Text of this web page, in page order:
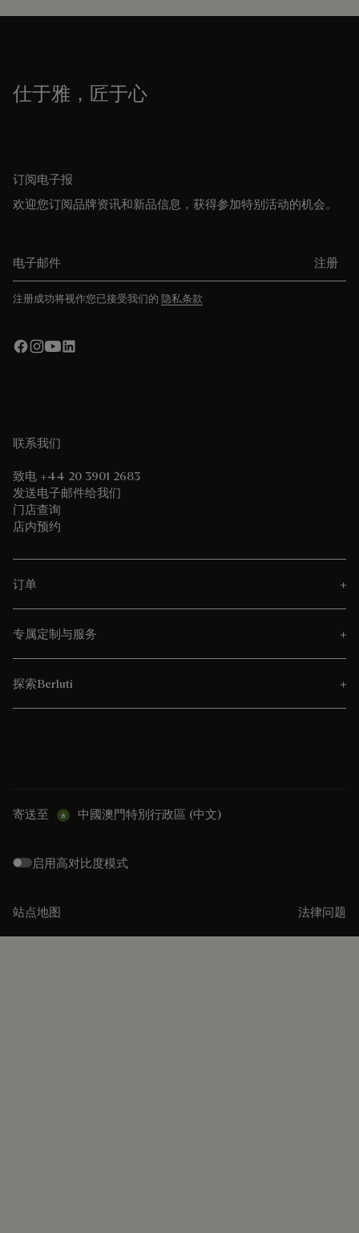
仕于雅，匠于心
订阅电子报
欢迎您订阅品牌资讯和新品信息，获得参加特别活动的机会。
注册
注册成功将视作您已接受我们的 隐私条款
联系我们
致电 +44 20 3901 2683
发送电子邮件给我们
门店查询
店内预约
订单
专属定制与服务
探索Berluti
寄送至 中國澳門特別行政區 (中文)
启用高对比度模式
站点地图 法律问题